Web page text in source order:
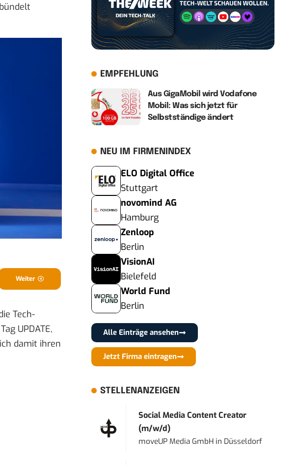
Weiter
Tech-
UPDATE,
damit ihren
EMPFEHLUNG
Aus GigaMobil wird Vodafone
Mobil: Was sich jetzt für
Selbstständige ändert
NEU IM FIRMENINDEX
ELO Digital Office
Stuttgart
novomind AG
Hamburg
Zenloop
Berlin
VisionAI
Bielefeld
World Fund
Berlin
Alle Einträge ansehen
Jetzt Firma eintragen
STELLENANZEIGEN
Social Media Content Creator
(m/w/d)
moveUP Media GmbH in Düsseldorf